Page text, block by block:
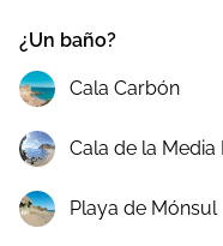
¿Un baño?
Cala Carbón
Cala de la Media
Playa de Mónsul